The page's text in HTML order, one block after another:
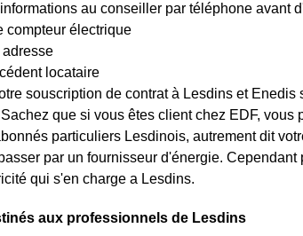
au conseiller par téléphone avant
compteur électrique
locataire
souscription de contrat à Lesdins et
que si vous êtes client chez EDF,
particuliers Lesdinois, autrement dit
par un fournisseur d'énergie.
qui s'en charge a Lesdins.
aux professionnels de Lesdins